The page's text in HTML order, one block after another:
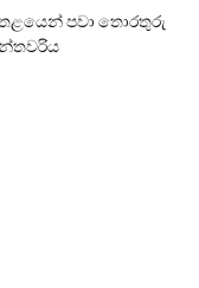
පවා තොරතුරු